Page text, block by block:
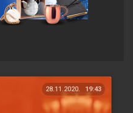
28.11.2020. 19:43